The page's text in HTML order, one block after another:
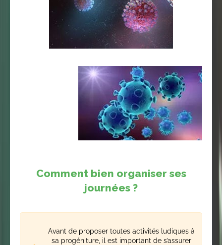
Comment bien organiser ses
journées ?
Avant de proposer toutes activités ludiques à
sa progéniture, il est important de s’assurer